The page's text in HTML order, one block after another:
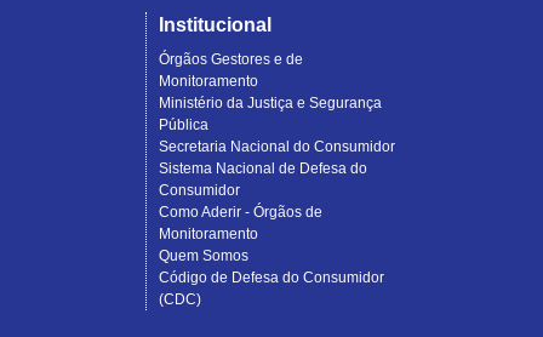
Institucional
Órgãos Gestores e de
Monitoramento
Ministério da Justiça e Segurança
Pública
Secretaria Nacional do Consumidor
Sistema Nacional de Defesa do
Consumidor
Como Aderir - Órgãos de
Monitoramento
Quem Somos
Código de Defesa do Consumidor
(CDC)